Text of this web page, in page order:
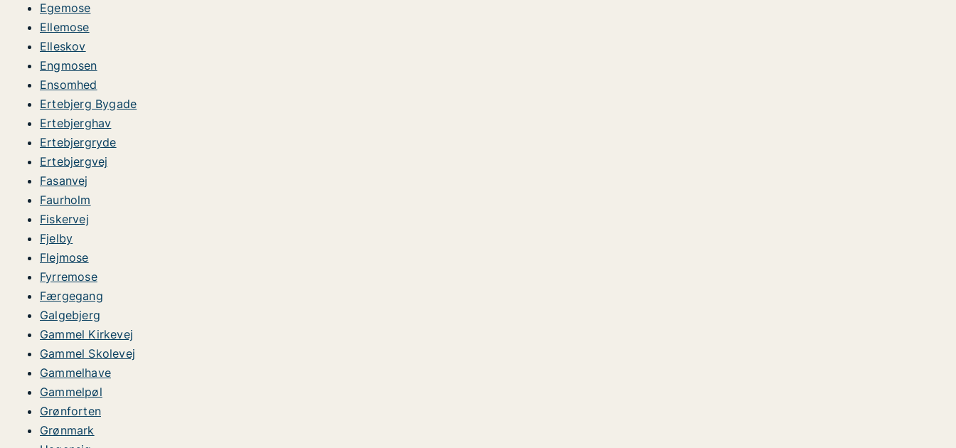
Egemose
Ellemose
Elleskov
Engmosen
Ensomhed
Ertebjerg Bygade
Ertebjerghav
Ertebjergryde
Ertebjergvej
Fasanvej
Faurholm
Fiskervej
Fjelby
Flejmose
Fyrremose
Færgegang
Galgebjerg
Gammel Kirkevej
Gammel Skolevej
Gammelhave
Gammelpøl
Grønforten
Grønmark